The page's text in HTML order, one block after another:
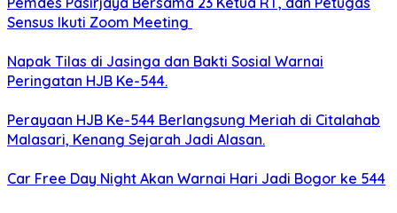
Sensus Ikuti Zoom Meeting
Napak Tilas di Jasinga dan Bakti Sosial Warnai
Peringatan HJB Ke-544.
Perayaan HJB Ke-544 Berlangsung Meriah di Citalahab
Malasari, Kenang Sejarah Jadi Alasan.
Car Free Day Night Akan Warnai Hari Jadi Bogor ke 544